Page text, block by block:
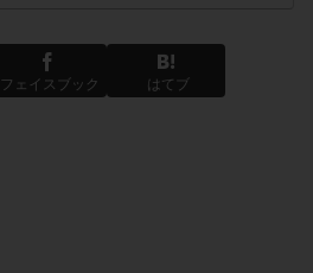
フェイスブック はてブ